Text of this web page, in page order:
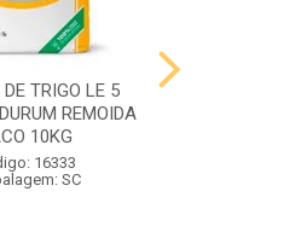
TRIGO LE 5
REMOIDA
10KG
16333
SC